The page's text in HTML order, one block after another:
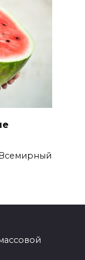
Всемирный